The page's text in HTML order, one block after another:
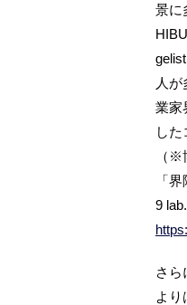
景に
人
業家
し
（※
「
9 lab.
さら
より